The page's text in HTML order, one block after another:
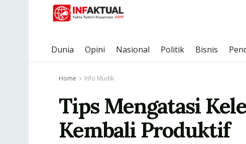
Dunia Opini Nasional Politik Bisnis
Home Info Mudik
Tips Mengatasi
Kembali Produktif